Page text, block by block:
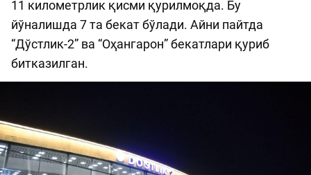
11 километрлик қисми қурилмоқда. Бу
йўналишда 7 та бекат бўлади. Айни пайтда
“Дўстлик-2” ва “Оҳангарон” бекатлари қуриб
битказилган.